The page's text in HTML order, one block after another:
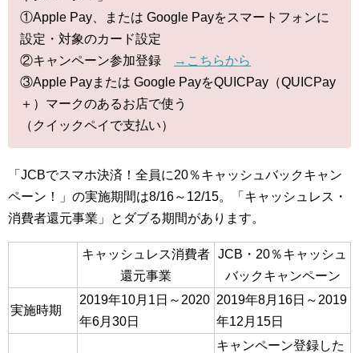
①Apple Pay、または Google Payをスマートフォンに
設定・対象のカード設定
②キャンペーン参加登録
→こちらから
③Apple Payまたは Google PayをQUICPay（QUICPay
＋）マークのあるお店で使う
（クイックペイで支払い）
「JCBでスマホ決済！全員に20％キャッシュバックキャン
ペーン！」の実施期間は8/16～12/15。「キャッシュレス・
消費者還元事業」とダブる期間があります。
キャッシュレス消費者
還元事業
JCB・20％キャッシュ
バックキャンペーン
実施時期
2019年10月1日～2020
年6月30日
2019年8月16日～2019
年12月15日
キャンペーン登録した